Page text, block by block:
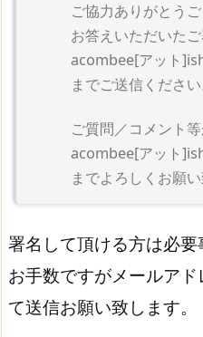
ご協力ありがとう
お答えいただいた
acombee[アット
までご送信ください
ご質問／コメント
acombee[アット
までよろしくお願い
署名して頂ける方は必要
お手数ですがメールア
て送信お願い致します。